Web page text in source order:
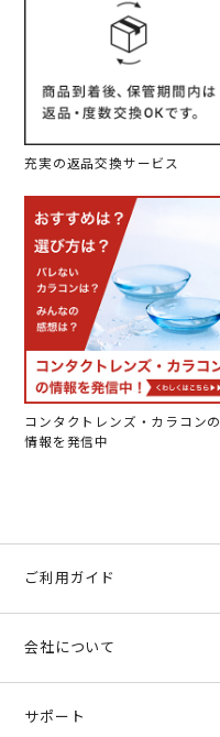
充実の返品交換サービス
コンタクトレンズ・カラコンの
情報を発信中
ご利用ガイド
お支払い方法、配送について
会社について
サポート